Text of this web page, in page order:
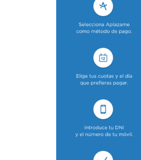
Agotado
PAD
126,00 €